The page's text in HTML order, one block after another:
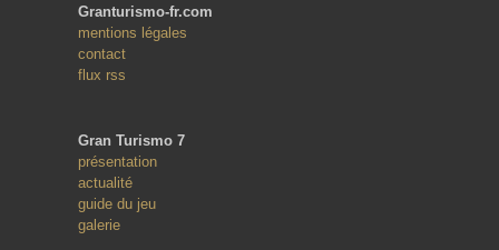
Granturismo-fr.com
mentions légales
contact
flux rss
Gran Turismo 7
présentation
actualité
guide du jeu
galerie